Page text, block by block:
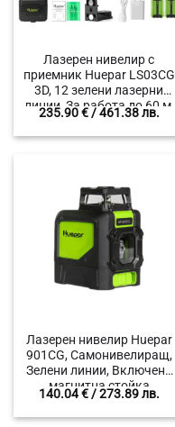
Лазерен нивелир с
приемник Huepar LS03CG
3D, 12 зелени лазерни
линии, За работа до 60 м,
2 батерии 5200 mAh
235.90€/ 461.38 лв.
Лазерен нивелир Huepar
901CG, Самонивелиращ,
Зелени линии, Включена
магнитна стойка
140.04€/ 273.89 лв.